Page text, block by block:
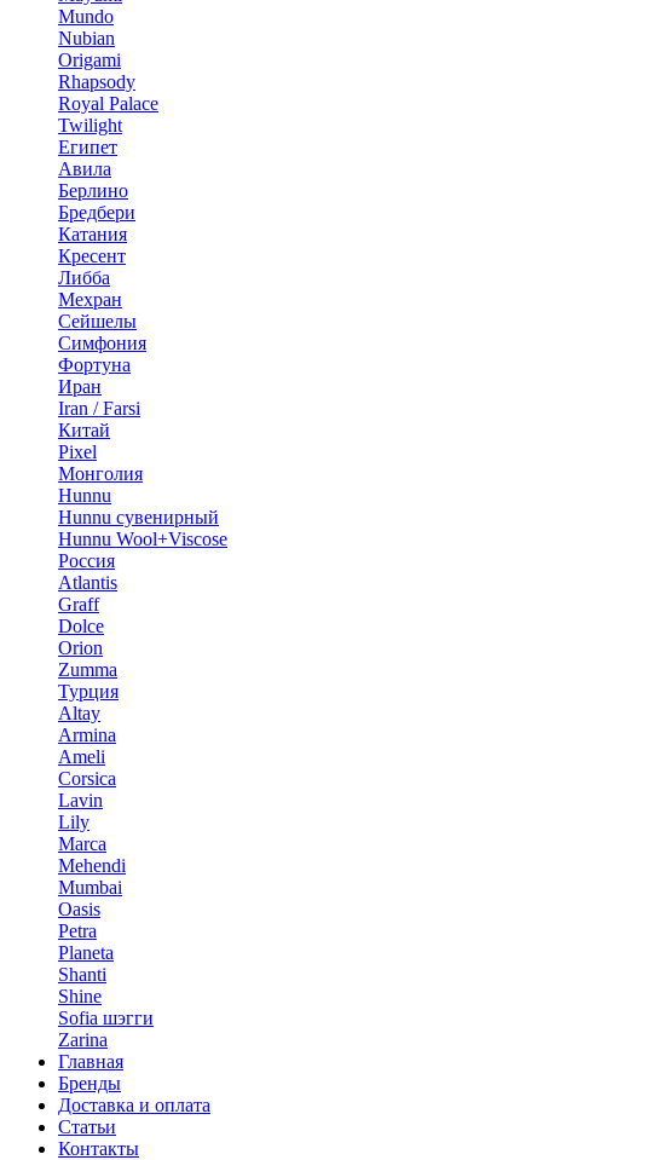
Mundo
Nubian
Origami
Rhapsody
Royal Palace
Twilight
Египет
Авила
Берлино
Бредбери
Катания
Кресент
Либба
Мехран
Сейшелы
Симфония
Фортуна
Иран
Iran / Farsi
Китай
Pixel
Монголия
Hunnu
Hunnu сувенирный
Hunnu Wool+Viscose
Россия
Atlantis
Graff
Dolce
Orion
Zumma
Турция
Altay
Armina
Ameli
Corsica
Lavin
Lily
Marca
Mehendi
Mumbai
Oasis
Petra
Planeta
Shanti
Shine
Sofia шэгги
Zarina
Главная
Бренды
Доставка и оплата
Статьи
Контакты